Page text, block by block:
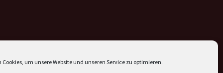
Cookies, um unsere Website und unseren Service zu optimieren.